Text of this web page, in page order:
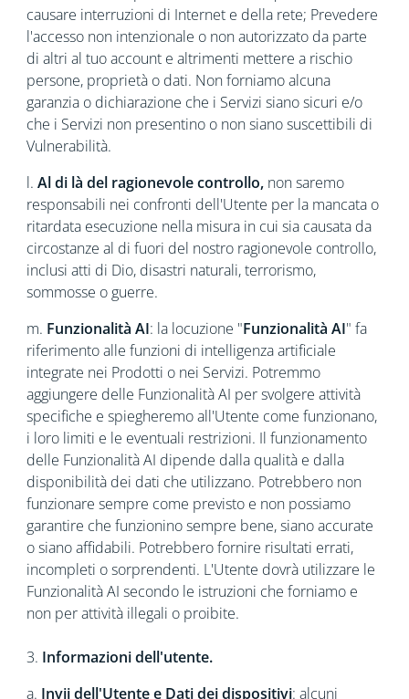
causare interruzioni di Internet e della rete; Prevedere
l'accesso non intenzionale o non autorizzato da parte
di altri al tuo account e altrimenti mettere a rischio
persone, proprietà o dati. Non forniamo alcuna
garanzia o dichiarazione che i Servizi siano sicuri e/o
che i Servizi non presentino o non siano suscettibili di
Vulnerabilità.
l. Al di là del ragionevole controllo, non saremo
responsabili nei confronti dell'Utente per la mancata o
ritardata esecuzione nella misura in cui sia causata da
circostanze al di fuori del nostro ragionevole controllo,
inclusi atti di Dio, disastri naturali, terrorismo,
sommosse o guerre.
m. Funzionalità AI: la locuzione "Funzionalità AI" fa
riferimento alle funzioni di intelligenza artificiale
integrate nei Prodotti o nei Servizi. Potremmo
aggiungere delle Funzionalità AI per svolgere attività
specifiche e spiegheremo all'Utente come funzionano,
i loro limiti e le eventuali restrizioni. Il funzionamento
delle Funzionalità AI dipende dalla qualità e dalla
disponibilità dei dati che utilizzano. Potrebbero non
funzionare sempre come previsto e non possiamo
garantire che funzionino sempre bene, siano accurate
o siano affidabili. Potrebbero fornire risultati errati,
incompleti o sorprendenti. L'Utente dovrà utilizzare le
Funzionalità AI secondo le istruzioni che forniamo e
non per attività illegali o proibite.
3. Informazioni dell'utente.
a. Invii dell'Utente e Dati dei dispositivi: alcuni